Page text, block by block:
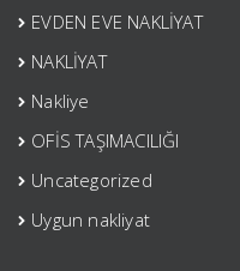
EVDEN EVE NAKLİYAT
NAKLİYAT
Nakliye
OFİS TAŞIMACILIĞI
Uncategorized
Uygun nakliyat